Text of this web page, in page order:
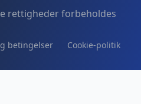
rettigheder forbeholdes
betingelser Cookie-politik